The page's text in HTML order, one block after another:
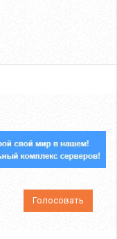
Голосовать